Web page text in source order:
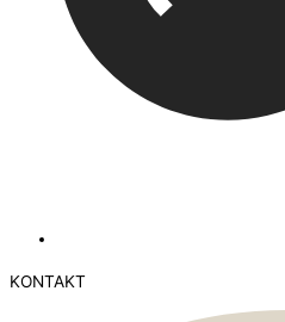
KONTAKT